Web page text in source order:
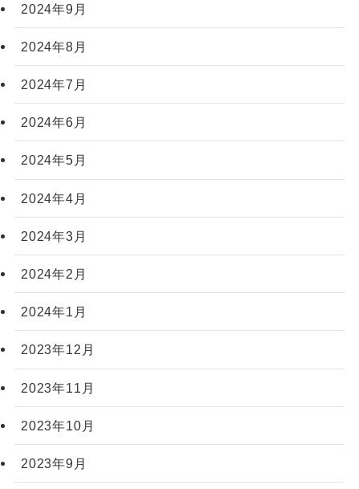
2024年9月
2024年8月
2024年7月
2024年6月
2024年5月
2024年4月
2024年3月
2024年2月
2024年1月
2023年12月
2023年11月
2023年10月
2023年9月